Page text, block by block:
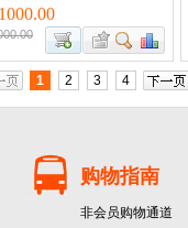
音王
1 2 3 4
购物指南
非会员购物通道